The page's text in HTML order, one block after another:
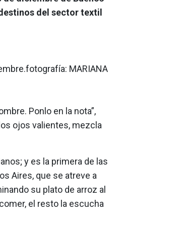
del sector textil
MARIANA
Ponlo en la nota”,
ojos valientes, mezcla
y es la primera de las
Aires, que se atreve a
su plato de arroz al
el resto la escucha